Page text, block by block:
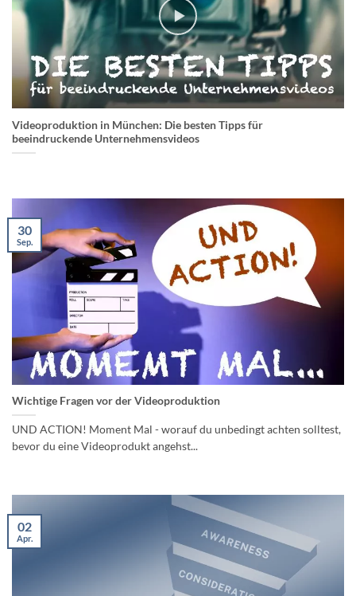
Videoproduktion in München: Die besten Tipps für
beeindruckende Unternehmensvideos
Wichtige Fragen vor der Videoproduktion
UND ACTION! Moment Mal - worauf du unbedingt achten solltest,
bevor du eine Videoprodukt angehst...
30
Sep.
02
Apr.